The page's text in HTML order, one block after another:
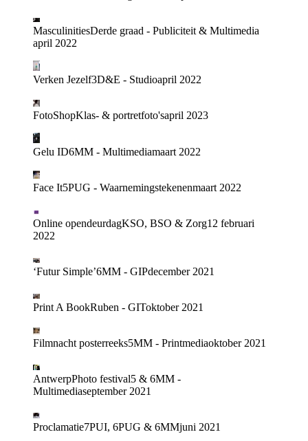
MasculinitiesDerde graad - Publiciteit & Multimedia
april 2022
Verken Jezelf3D&E - Studioapril 2022
FotoShopKlas- & portretfoto'sapril 2023
Gelu ID6MM - Multimediamaart 2022
Face It5PUG - Waarnemingstekenenmaart 2022
Online opendeurdagKSO, BSO & Zorg12 februari
2022
‘Futur Simple’6MM - GIPdecember 2021
Print A BookRuben - GIToktober 2021
Filmnacht posterreeks5MM - Printmediaoktober 2021
AntwerpPhoto festival5 & 6MM -
Multimediaseptember 2021
Proclamatie7PUI, 6PUG & 6MMjuni 2021